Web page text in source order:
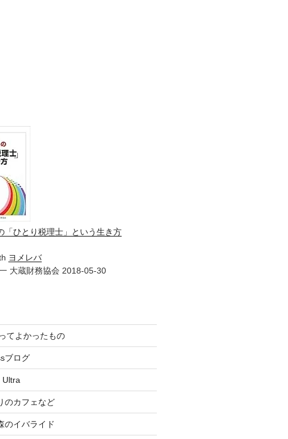
「ひとり税理士」という生き方
ヨメレバ
大蔵財務協会 2018-05-30
てよかったもの
ブログ
Ultra
のカフェなど
のイバライド